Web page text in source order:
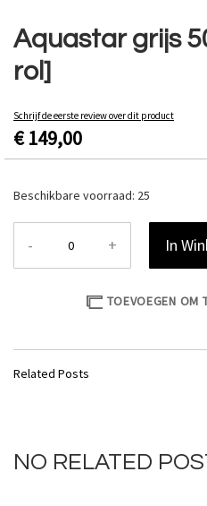
Aquastar grijs
rol]
Schrijf de eerste review over dit product
€ 149,00
Beschikbare voorraad: 25
- + In
TOEVOEGEN OM
naar
het
begin
van
afbeeldingen-
gallerij
Related Posts
NO RELATED